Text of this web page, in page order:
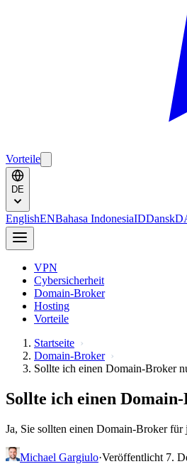
Vorteile
DE
EnglishENBahasa IndonesiaIDDansk
VPN
Cybersicherheit
Domain-Broker
Hosting
Vorteile
Startseite
Domain-Broker
Sollte ich einen Domain-Broker
Sollte ich einen
Ja, Sie sollten einen Domain-Broker für
Michael Gargiulo·Veröffentlicht 7.